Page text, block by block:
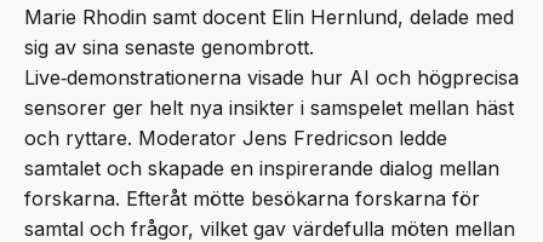
Marie Rhodin samt docent Elin Hernlund, delade med
sig av sina senaste genombrott.
Live‑demonstrationerna visade hur AI och högprecisa
sensorer ger helt nya insikter i samspelet mellan häst
och ryttare. Moderator Jens Fredricson ledde
samtalet och skapade en inspirerande dialog mellan
forskarna. Efteråt mötte besökarna forskarna för
samtal och frågor, vilket gav värdefulla möten mellan